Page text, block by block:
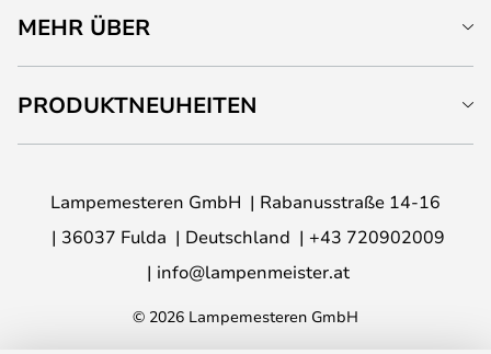
MEHR ÜBER
PRODUKTNEUHEITEN
Lampemesteren GmbH
Rabanusstraße 14-16
36037 Fulda
Deutschland
+43 720902009
info@lampenmeister.at
© 2026 Lampemesteren GmbH